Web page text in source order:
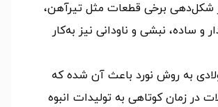
شکل‌دهی برخی قطعات مثل تیرآهن،
و ساده، نبشی و ناودانی نیز به‌کار
به روش نورد باعث آن شده که
در زمان کوتاهی به تولیدات انبوه